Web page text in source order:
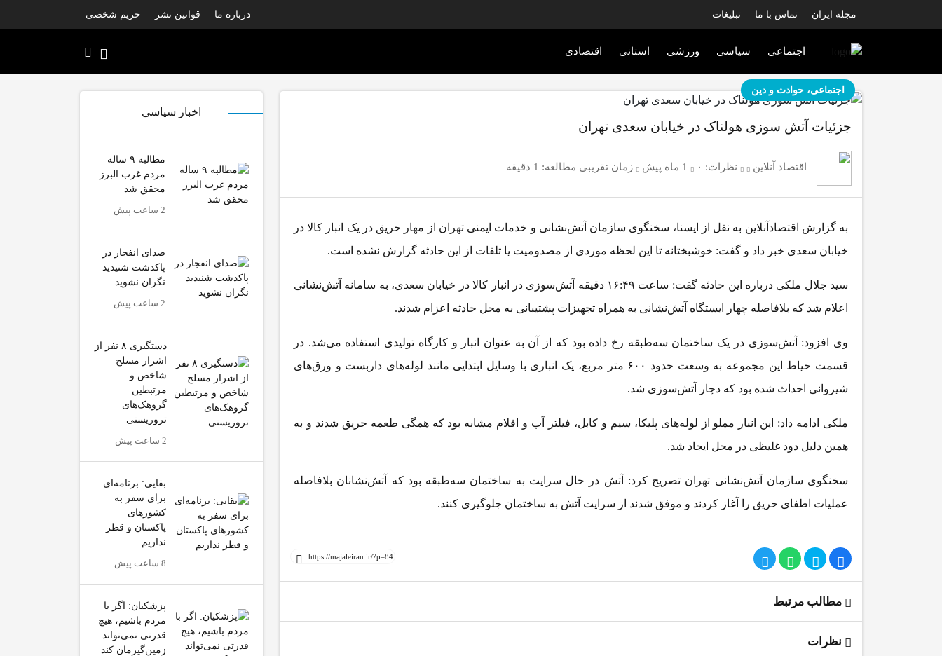
مجله ایران تماس با ما تبلیغات درباره ما قوانین نشر حریم شخصی
اجتماعی سیاسی ورزشی استانی اقتصادی
اجتماعی، حوادث و دین
جزئیات آتش سوزی هولناک در خیابان سعدی تهران
اقتصاد آنلاین نظرات: ۰ 1 ماه پیش زمان تقریبی مطالعه: 1 دقیقه
به گزارش اقتصادآنلاین به نقل از ایسنا، سخنگوی سازمان آتش‌نشانی و خدمات ایمنی تهران از مهار حریق در یک انبار کالا در
خیابان سعدی خبر داد و گفت: خوشبختانه تا این لحظه موردی از مصدومیت یا تلفات از این حادثه گزارش نشده است.
سید جلال ملکی درباره این حادثه گفت: ساعت ۱۶:۴۹ دقیقه آتش‌سوزی در انبار کالا در خیابان سعدی، به سامانه آتش‌نشانی
اعلام شد که بلافاصله چهار ایستگاه آتش‌نشانی به همراه تجهیزات پشتیبانی به محل حادثه اعزام شدند.
وی افزود: آتش‌سوزی در یک ساختمان سه‌طبقه رخ داده بود که از آن به عنوان انبار و کارگاه تولیدی استفاده می‌شد. در
قسمت حیاط این مجموعه به وسعت حدود ۶۰۰ متر مربع، یک انباری با وسایل ابتدایی مانند لوله‌های داربست و ورق‌های
شیروانی احداث شده بود که دچار آتش‌سوزی شد.
ملکی ادامه داد: این انبار مملو از لوله‌های پلیکا، سیم و کابل، فیلتر آب و اقلام مشابه بود که همگی طعمه حریق شدند و به
همین دلیل دود غلیظی در محل ایجاد شد.
سخنگوی سازمان آتش‌نشانی تهران تصریح کرد: آتش در حال سرایت به ساختمان سه‌طبقه بود که آتش‌نشانان بلافاصله
عملیات اطفای حریق را آغاز کردند و موفق شدند از سرایت آتش به ساختمان جلوگیری کنند.
مطالب مرتبط
نظرات
اخبار سیاسی
مطالبه ۹ ساله
مردم غرب البرز
محقق شد
2 ساعت پیش
صدای انفجار در
پاکدشت شنیدید
نگران نشوید
2 ساعت پیش
دستگیری ۸ نفر از
اشرار مسلح
شاخص و
مرتبطین
گروهک‌های
تروریستی
2 ساعت پیش
بقایی: برنامه‌ای
برای سفر به
کشورهای
پاکستان و قطر
نداریم
8 ساعت پیش
پزشکیان: اگر با
مردم باشیم، هیچ
قدرتی نمی‌تواند
زمین‌گیرمان کند